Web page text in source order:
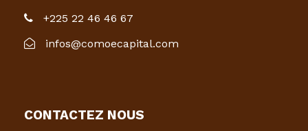
+225 22 46 46 67
infos@comoecapital.com
CONTACTEZ NOUS